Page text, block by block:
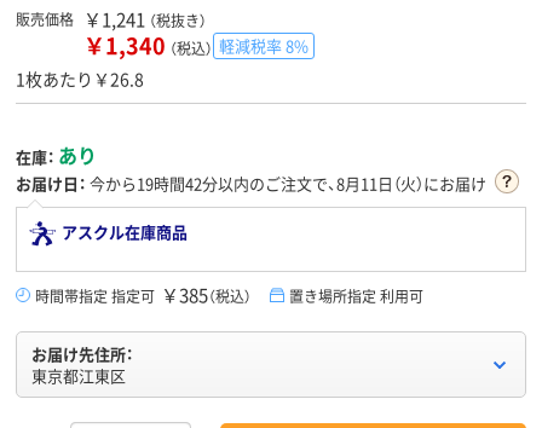
販売価格 ￥1,241 （税抜き）
￥1,340 （税込） 軽減税率 8%
1枚あたり￥26.8
在庫： あり
お届け日： 今から19時間42分以内のご注文で、8月11日（火）にお届け
アスクル在庫商品
時間帯指定 指定可 ￥385（税込） 置き場所指定 利用可
お届け先住所：
東京都江東区